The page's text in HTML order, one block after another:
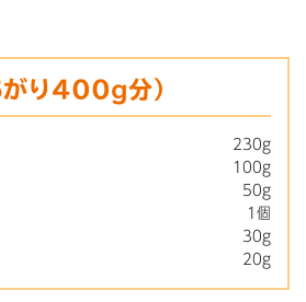
がり400g分）
230g
100g
50g
1個
30g
20g